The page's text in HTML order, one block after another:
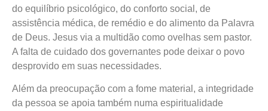
do equilíbrio psicológico, do conforto social, de
assistência médica, de remédio e do alimento da Palavra
de Deus. Jesus via a multidão como ovelhas sem pastor.
A falta de cuidado dos governantes pode deixar o povo
desprovido em suas necessidades.
Além da preocupação com a fome material, a integridade
da pessoa se apoia também numa espiritualidade